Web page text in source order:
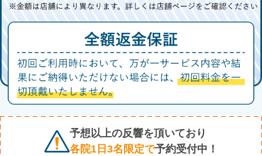
予想以上の反響を頂いており
各院1日3名限定で予約受付中！